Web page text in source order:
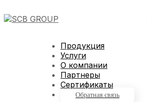
Продукция
Услуги
О компании
Партнеры
Сертификаты
Обратная связь